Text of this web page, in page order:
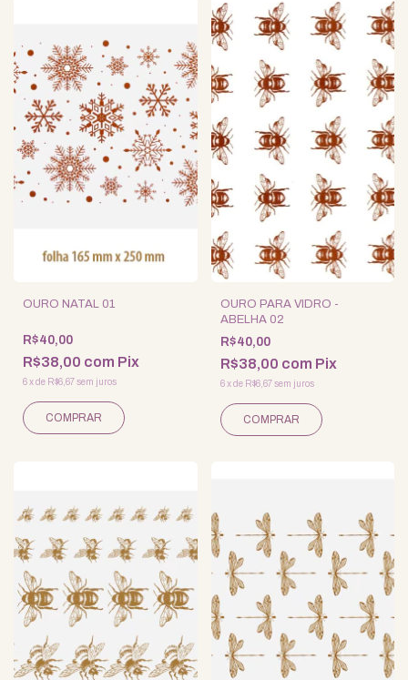
OURO NATAL 01
R$40,00
R$38,00 com Pix
6xde R$6,67sem juros
OURO PARA VIDRO -
ABELHA 02
R$40,00
R$38,00 com Pix
6 xde R$6,67 sem juros